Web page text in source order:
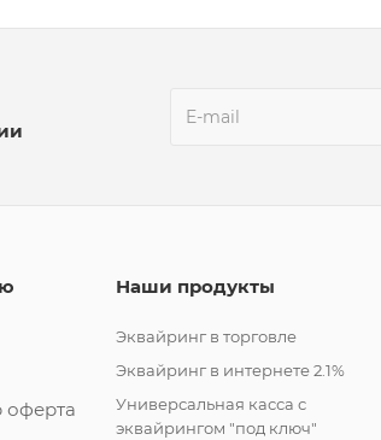
Наши продукты
Эквайринг в торговле
Эквайринг в интернете 2.1%
Универсальная касса с
эквайрингом "под ключ"